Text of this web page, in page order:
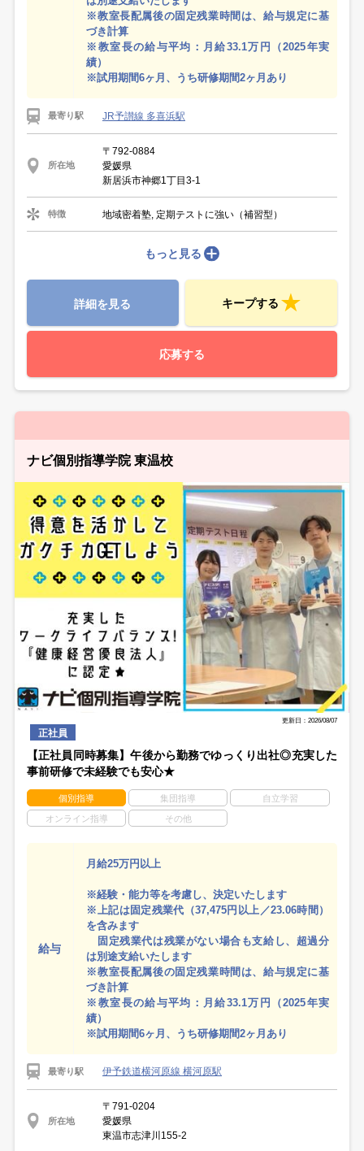
※教室長配属後の固定残業時間は、給与規定に基
づき計算
※教室長の給与平均：月給33.1万円（2025年実
績）
※試用期間6ヶ月、うち研修期間2ヶ月あり
最寄り駅 JR予讃線 多喜浜駅
所在地
〒792-0884
愛媛県
新居浜市神郷1丁目3-1
特徴 地域密着塾, 定期テストに強い（補習型）
もっと見る
詳細を見る キープする
応募する
ナビ個別指導学院 東温校
更新日：2026/08/07
正社員
【正社員同時募集】午後から勤務でゆっくり出社◎充実した
事前研修で未経験でも安心★
個別指導 集団指導 自立学習
オンライン指導 その他
給与
月給25万円以上
※経験・能力等を考慮し、決定いたします
※上記は固定残業代（37,475円以上／23.06時間）
を含みます
固定残業代は残業がない場合も支給し、超過分
は別途支給いたします
※教室長配属後の固定残業時間は、給与規定に基
づき計算
※教室長の給与平均：月給33.1万円（2025年実
績）
※試用期間6ヶ月、うち研修期間2ヶ月あり
最寄り駅 伊予鉄道横河原線 横河原駅
所在地
〒791-0204
愛媛県
東温市志津川155-2